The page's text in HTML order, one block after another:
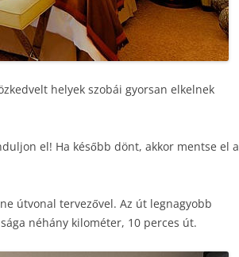
helyek szobái gyorsan elkelnek
el! Ha később dönt, akkor mentse el a
útvonal tervezővel. Az út legnagyobb
néhány kilométer, 10 perces út.